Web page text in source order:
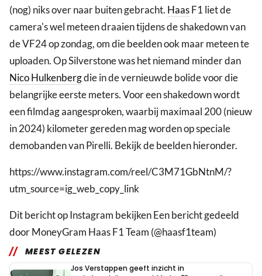
(nog) niks over naar buiten gebracht. HaasF1 liet de
camera's wel meteen draaien tijdens de shakedown van
de VF24 op zondag, om die beelden ook maar meteen te
uploaden. Op Silverstone was het niemand minder dan
Nico Hulkenbergdie in de vernieuwde bolide voor die
belangrijke eerste meters. Voor een shakedown wordt
een filmdag aangesproken, waarbij maximaal 200 (nieuw
in 2024) kilometer gereden mag worden op speciale
demobanden van Pirelli. Bekijk de beelden hieronder.
https://www.instagram.com/reel/C3M71GbNtnM/?
utm_source=ig_web_copy_link
Dit bericht op Instagram bekijken Een bericht gedeeld
door MoneyGram Haas F1 Team (@haasf1team)
MEEST GELEZEN
Jos Verstappen geeft inzicht in